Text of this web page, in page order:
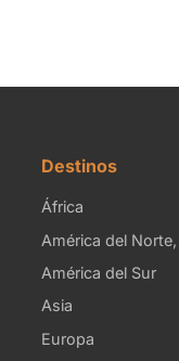
Destinos
África
América del
América del Sur
Asia
Europa